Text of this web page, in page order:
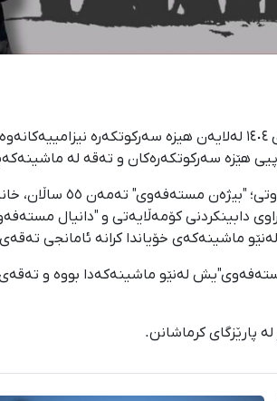
٢٥ی بەفرانباری ١٤٠٤؛ لە کوشتاری خوێناویی ١٩ی بەفرانباری
هێزە سەرکوتکەرەکان و تەقە لە
سەرچاوەیەکی ئاگادار
لەنێو ماشینەکەدا بووە و
پارێزگای کرماشانن.